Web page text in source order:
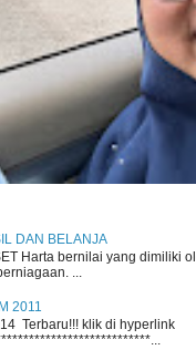
DAN BELANJA
Harta bernilai yang dimiliki
...
2011
Terbaru!!! klik di hyperlink